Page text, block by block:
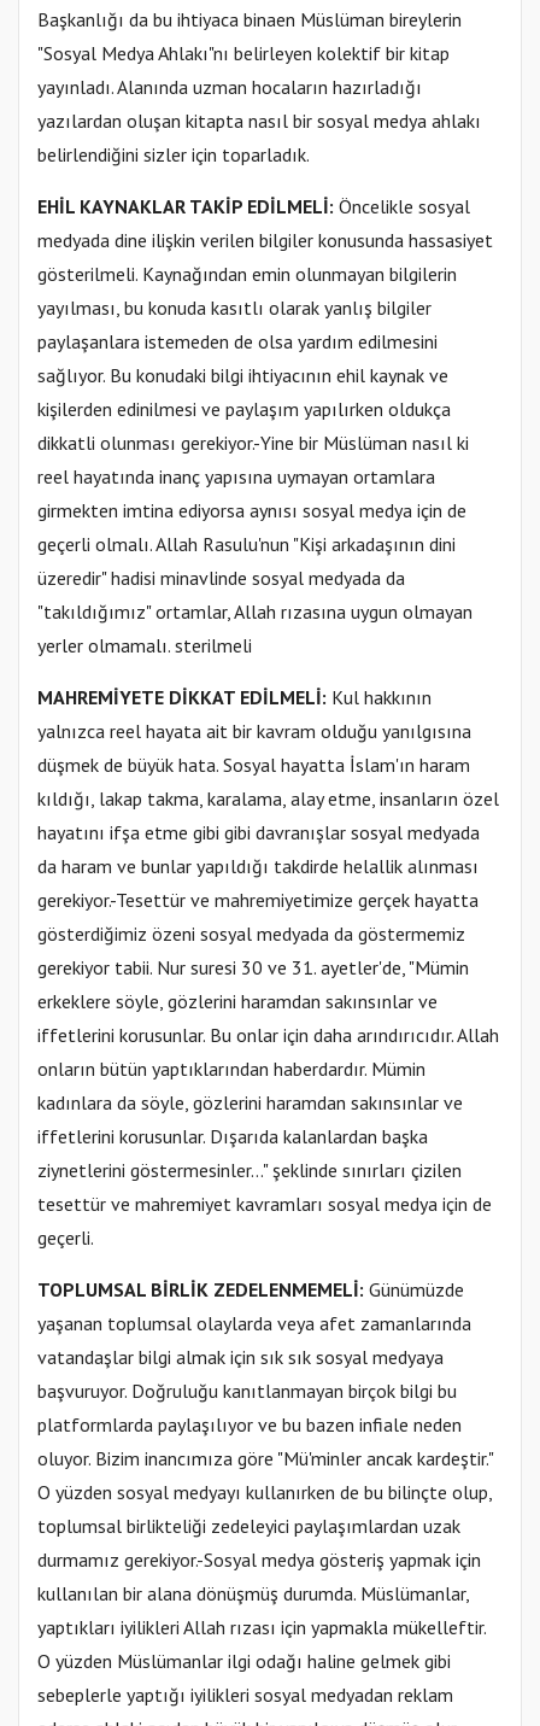
Başkanlığı da bu ihtiyaca binaen Müslüman bireylerin
"Sosyal Medya Ahlakı"nı belirleyen kolektif bir kitap
yayınladı. Alanında uzman hocaların hazırladığı
yazılardan oluşan kitapta nasıl bir sosyal medya ahlakı
belirlendiğini sizler için toparladık.
EHİL KAYNAKLAR TAKİP EDİLMELİ: Öncelikle sosyal
medyada dine ilişkin verilen bilgiler konusunda hassasiyet
gösterilmeli. Kaynağından emin olunmayan bilgilerin
yayılması, bu konuda kasıtlı olarak yanlış bilgiler
paylaşanlara istemeden de olsa yardım edilmesini
sağlıyor. Bu konudaki bilgi ihtiyacının ehil kaynak ve
kişilerden edinilmesi ve paylaşım yapılırken oldukça
dikkatli olunması gerekiyor.-Yine bir Müslüman nasıl ki
reel hayatında inanç yapısına uymayan ortamlara
girmekten imtina ediyorsa aynısı sosyal medya için de
geçerli olmalı. Allah Rasulu'nun "Kişi arkadaşının dini
üzeredir" hadisi minavlinde sosyal medyada da
"takıldığımız" ortamlar, Allah rızasına uygun olmayan
yerler olmamalı. sterilmeli
MAHREMİYETE DİKKAT EDİLMELİ: Kul hakkının
yalnızca reel hayata ait bir kavram olduğu yanılgısına
düşmek de büyük hata. Sosyal hayatta İslam'ın haram
kıldığı, lakap takma, karalama, alay etme, insanların özel
hayatını ifşa etme gibi gibi davranışlar sosyal medyada
da haram ve bunlar yapıldığı takdirde helallik alınması
gerekiyor.-Tesettür ve mahremiyetimize gerçek hayatta
gösterdiğimiz özeni sosyal medyada da göstermemiz
gerekiyor tabii. Nur suresi 30 ve 31. ayetler'de, "Mümin
erkeklere söyle, gözlerini haramdan sakınsınlar ve
iffetlerini korusunlar. Bu onlar için daha arındırıcıdır. Allah
onların bütün yaptıklarından haberdardır. Mümin
kadınlara da söyle, gözlerini haramdan sakınsınlar ve
iffetlerini korusunlar. Dışarıda kalanlardan başka
ziynetlerini göstermesinler..." şeklinde sınırları çizilen
tesettür ve mahremiyet kavramları sosyal medya için de
geçerli.
TOPLUMSAL BİRLİK ZEDELENMEMELİ: Günümüzde
yaşanan toplumsal olaylarda veya afet zamanlarında
vatandaşlar bilgi almak için sık sık sosyal medyaya
başvuruyor. Doğruluğu kanıtlanmayan birçok bilgi bu
platformlarda paylaşılıyor ve bu bazen infiale neden
oluyor. Bizim inancımıza göre "Mü'minler ancak kardeştir."
O yüzden sosyal medyayı kullanırken de bu bilinçte olup,
toplumsal birlikteliği zedeleyici paylaşımlardan uzak
durmamız gerekiyor.-Sosyal medya gösteriş yapmak için
kullanılan bir alana dönüşmüş durumda. Müslümanlar,
yaptıkları iyilikleri Allah rızası için yapmakla mükelleftir.
O yüzden Müslümanlar ilgi odağı haline gelmek gibi
sebeplerle yaptığı iyilikleri sosyal medyadan reklam